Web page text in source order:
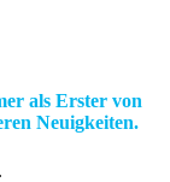
als Erster von
Neuigkeiten.